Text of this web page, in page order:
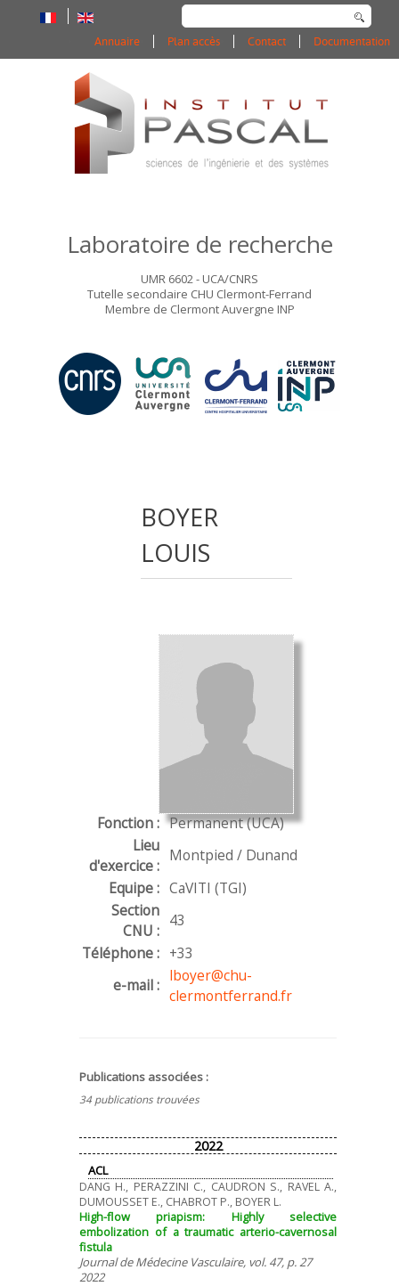
Rechercher
Documentation
Contact
Plan accès
Annuaire
Laboratoire de recherche
UMR 6602 - UCA/CNRS
Tutelle secondaire CHU Clermont-Ferrand
Membre de Clermont Auvergne INP
BOYER
LOUIS
Fonction : Permanent (UCA)
Lieu
d'exercice :
Montpied / Dunand
Equipe : CaVITI (TGI)
Section
CNU :
43
Téléphone : +33
e-mail : lboyer@chu-
clermontferrand.fr
Publications associées :
34 publications trouvées
2022
ACL
DANG H., PERAZZINI C., CAUDRON S., RAVEL A.,
DUMOUSSET E., CHABROT P., BOYER L.
High-flow priapism: Highly selective
embolization of a traumatic arterio-cavernosal
fistula
Journal de Médecine Vasculaire, vol. 47, p. 27
2022